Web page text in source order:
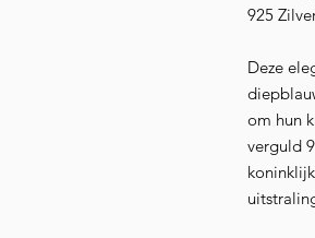
925
Deze
om hun
verguld